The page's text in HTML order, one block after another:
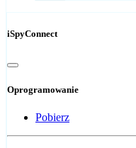
iSpyConnect
Oprogramowanie
Pobierz